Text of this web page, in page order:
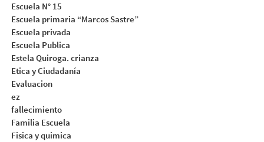
Escuela N° 15
Escuela primaria “Marcos Sastre”
Escuela privada
Escuela Publica
Estela Quiroga. crianza
Etica y Ciudadanía
Evaluacion
ez
fallecimiento
Familia Escuela
Fisica y quimica